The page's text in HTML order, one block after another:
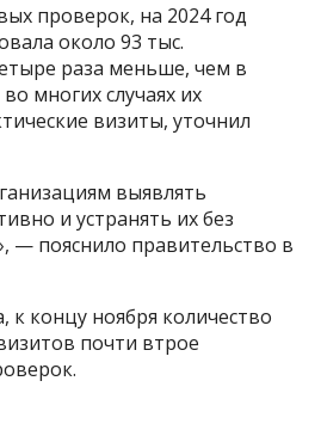
проверок, на 2024 год
около 93 тыс.
раза меньше, чем в
многих случаях их
визиты, уточнил
выявлять
и устранять их без
— пояснило правительство в
концу ноября количество
почти втрое